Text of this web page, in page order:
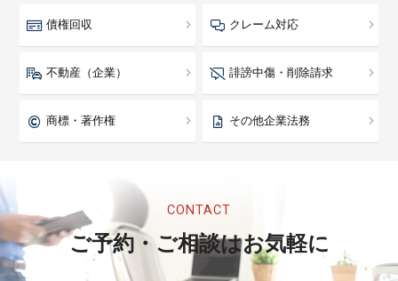
債権回収 クレーム対応
不動産（企業） 誹謗中傷・削除請求
商標・著作権 その他企業法務
CONTACT
ご予約・ご相談はお気軽に